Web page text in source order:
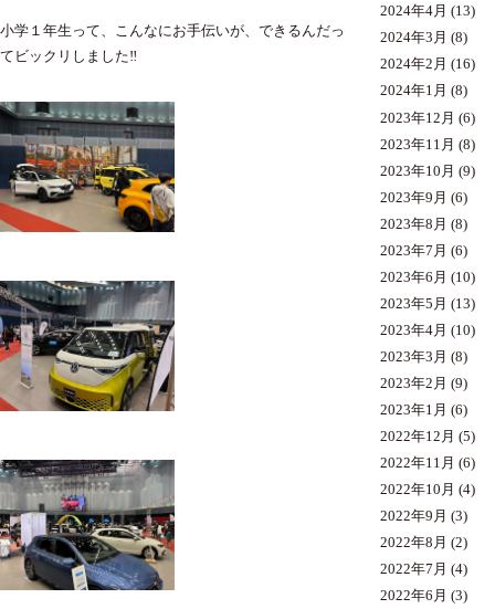
小学１年生って、こんなにお手伝いが、できるんだっ
てビックリしました‼
2024年4月 (13)
2024年3月 (8)
2024年2月 (16)
2024年1月 (8)
2023年12月 (6)
2023年11月 (8)
2023年10月 (9)
2023年9月 (6)
2023年8月 (8)
2023年7月 (6)
2023年6月 (10)
2023年5月 (13)
2023年4月 (10)
2023年3月 (8)
2023年2月 (9)
2023年1月 (6)
2022年12月 (5)
2022年11月 (6)
2022年10月 (4)
2022年9月 (3)
2022年8月 (2)
2022年7月 (4)
2022年6月 (3)